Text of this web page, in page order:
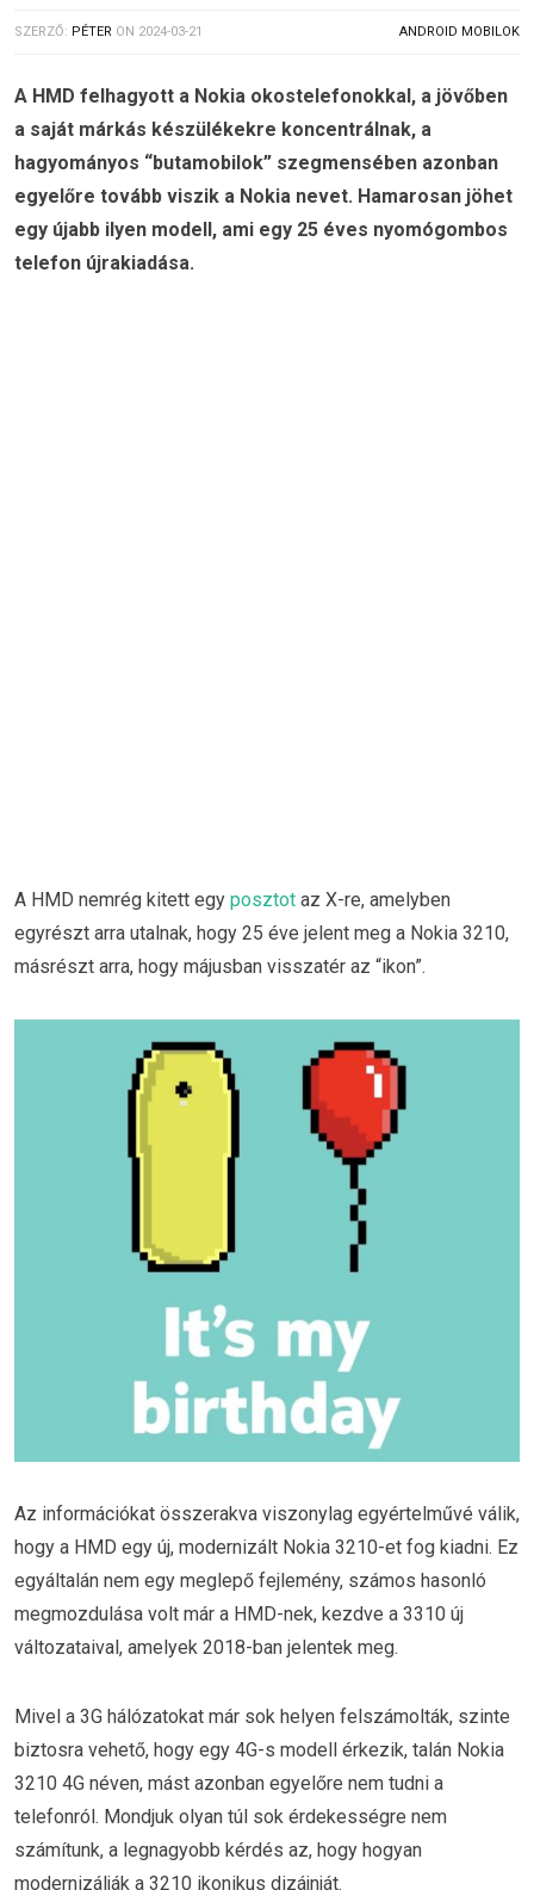
SZERZŐ: PÉTER ON 2024-03-21 ANDROID MOBILOK
A HMD felhagyott a Nokia okostelefonokkal, a jövőben
a saját márkás készülékekre koncentrálnak, a
hagyományos “butamobilok” szegmensében azonban
egyelőre tovább viszik a Nokia nevet. Hamarosan jöhet
egy újabb ilyen modell, ami egy 25 éves nyomógombos
telefon újrakiadása.
A HMD nemrég kitett egy posztot az X-re, amelyben
egyrészt arra utalnak, hogy 25 éve jelent meg a Nokia 3210,
másrészt arra, hogy májusban visszatér az “ikon”.
Az információkat összerakva viszonylag egyértelművé válik,
hogy a HMD egy új, modernizált Nokia 3210-et fog kiadni. Ez
egyáltalán nem egy meglepő fejlemény, számos hasonló
megmozdulása volt már a HMD-nek, kezdve a 3310 új
változataival, amelyek 2018-ban jelentek meg.
Mivel a 3G hálózatokat már sok helyen felszámolták, szinte
biztosra vehető, hogy egy 4G-s modell érkezik, talán Nokia
3210 4G néven, mást azonban egyelőre nem tudni a
telefonról. Mondjuk olyan túl sok érdekességre nem
számítunk, a legnagyobb kérdés az, hogy hogyan
modernizálják a 3210 ikonikus dizájnját.